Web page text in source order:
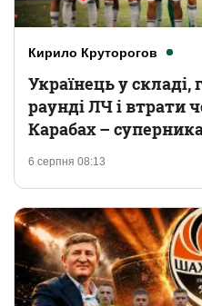
Кирило Круторогов
6 серпня 08:13
Українець у
раунді ЛЧ і втрати
Карабах –